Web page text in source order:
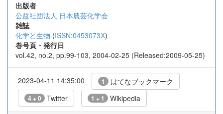
出版者
公益社団法人 日本農芸化学会
雑誌
化学と生物 (ISSN:0453073X)
巻号頁・発行日
vol.42, no.2, pp.99-103, 2004-02-25 (Released:2009-05-25)
2023-04-11 14:35:00 1 はてなブックマーク
4 + 0 Twitter 1 + 1 Wikipedia